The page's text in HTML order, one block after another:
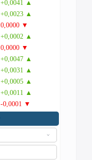
+0,0041 ▲
+0,0023 ▲
0,0000 ▼
+0,0002 ▲
0,0000 ▼
+0,0047 ▲
+0,0031 ▲
+0,0005 ▲
+0,0011 ▲
-0,0001 ▼